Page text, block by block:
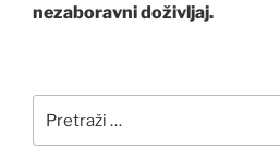
nezaboravni doživljaj.